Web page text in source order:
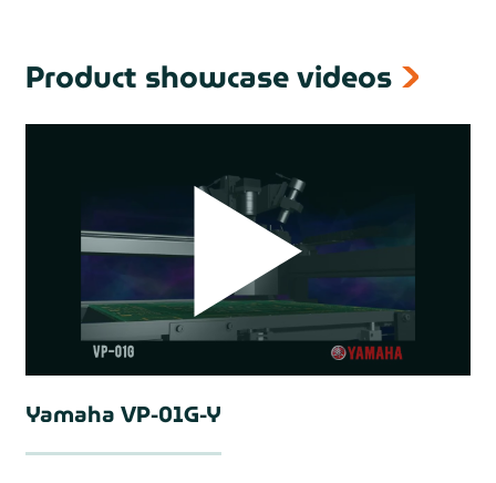
Product showcase videos
Yamaha VP-01G-Y